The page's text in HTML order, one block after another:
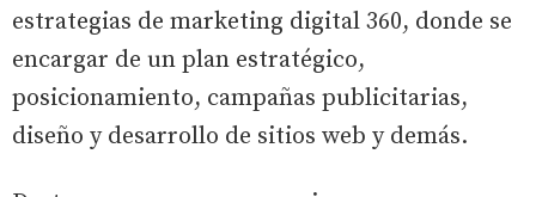
estrategias de marketing digital 360, donde se
encargar de un plan estratégico,
posicionamiento, campañas publicitarias,
diseño y desarrollo de sitios web y demás.